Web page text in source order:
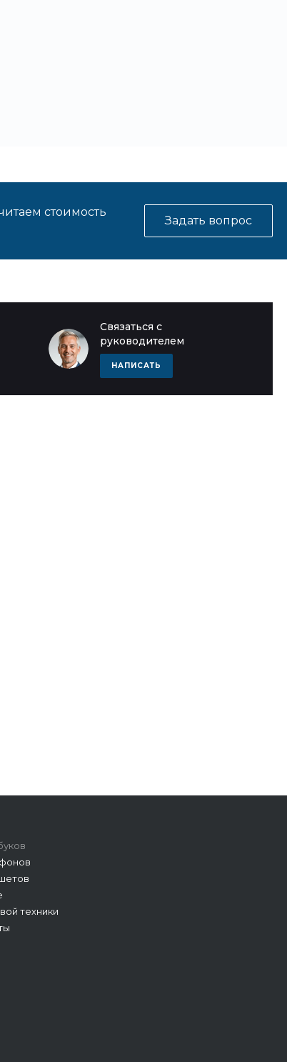
стоимость
Задать вопрос
Связаться с
руководителем
НАПИСАТЬ
техники